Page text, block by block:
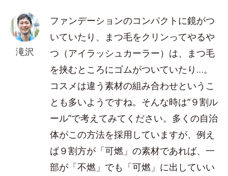
滝沢
ファンデーションのコンパクトに鏡がつ
いていたり、まつ毛をクリンってやるや
つ（アイラッシュカーラー）は、まつ毛
を挟むところにゴムがついていたり…。
コスメは違う素材の組み合わせというこ
とも多いようですね。そんな時は“９割ル
ール”で考えてみてください。多くの自治
体がこの方法を採用していますが、例え
ば９割方が「可燃」の素材であれば、一
部が「不燃」でも「可燃」に出していい